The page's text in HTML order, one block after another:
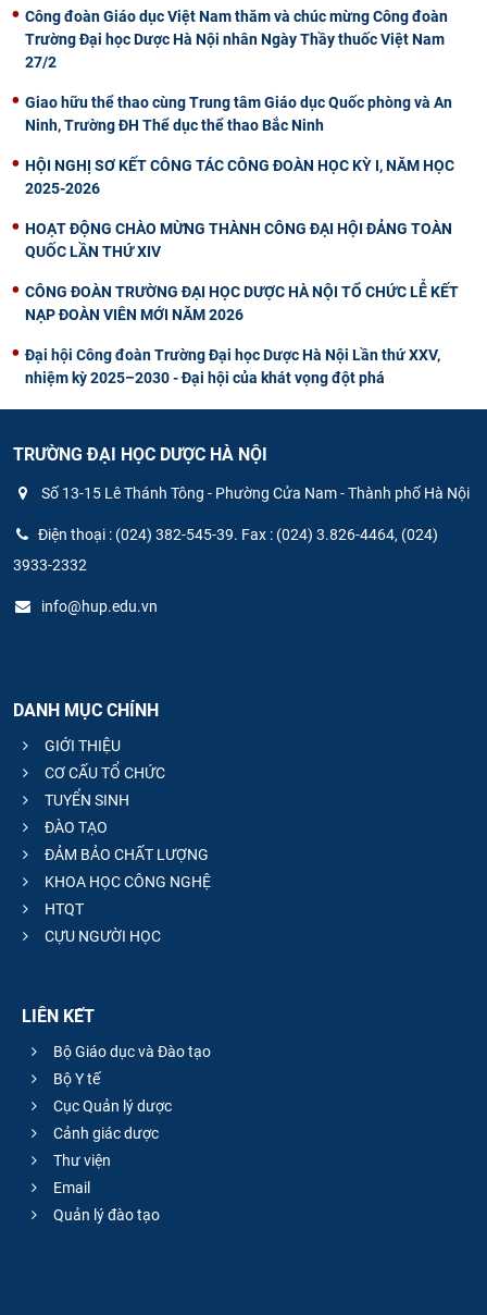
Công đoàn Giáo dục Việt Nam thăm và chúc mừng Công đoàn
Trường Đại học Dược Hà Nội nhân Ngày Thầy thuốc Việt Nam
27/2
Giao hữu thể thao cùng Trung tâm Giáo dục Quốc phòng và An
Ninh, Trường ĐH Thể dục thể thao Bắc Ninh
HỘI NGHỊ SƠ KẾT CÔNG TÁC CÔNG ĐOÀN HỌC KỲ I, NĂM HỌC
2025-2026
HOẠT ĐỘNG CHÀO MỪNG THÀNH CÔNG ĐẠI HỘI ĐẢNG TOÀN
QUỐC LẦN THỨ XIV
CÔNG ĐOÀN TRƯỜNG ĐẠI HỌC DƯỢC HÀ NỘI TỔ CHỨC LỄ KẾT
NẠP ĐOÀN VIÊN MỚI NĂM 2026
Đại hội Công đoàn Trường Đại học Dược Hà Nội Lần thứ XXV,
nhiệm kỳ 2025–2030 - Đại hội của khát vọng đột phá
TRƯỜNG ĐẠI HỌC DƯỢC HÀ NỘI
Số 13-15 Lê Thánh Tông - Phường Cửa Nam - Thành phố Hà Nội
Điện thoại : (024) 382-545-39. Fax : (024) 3.826-4464, (024)
3933-2332
info@hup.edu.vn
DANH MỤC CHÍNH
GIỚI THIỆU
CƠ CẤU TỔ CHỨC
TUYỂN SINH
ĐÀO TẠO
ĐẢM BẢO CHẤT LƯỢNG
KHOA HỌC CÔNG NGHỆ
HTQT
CỰU NGƯỜI HỌC
LIÊN KẾT
Bộ Giáo dục và Đào tạo
Bộ Y tế
Cục Quản lý dược
Cảnh giác dược
Thư viện
Email
Quản lý đào tạo